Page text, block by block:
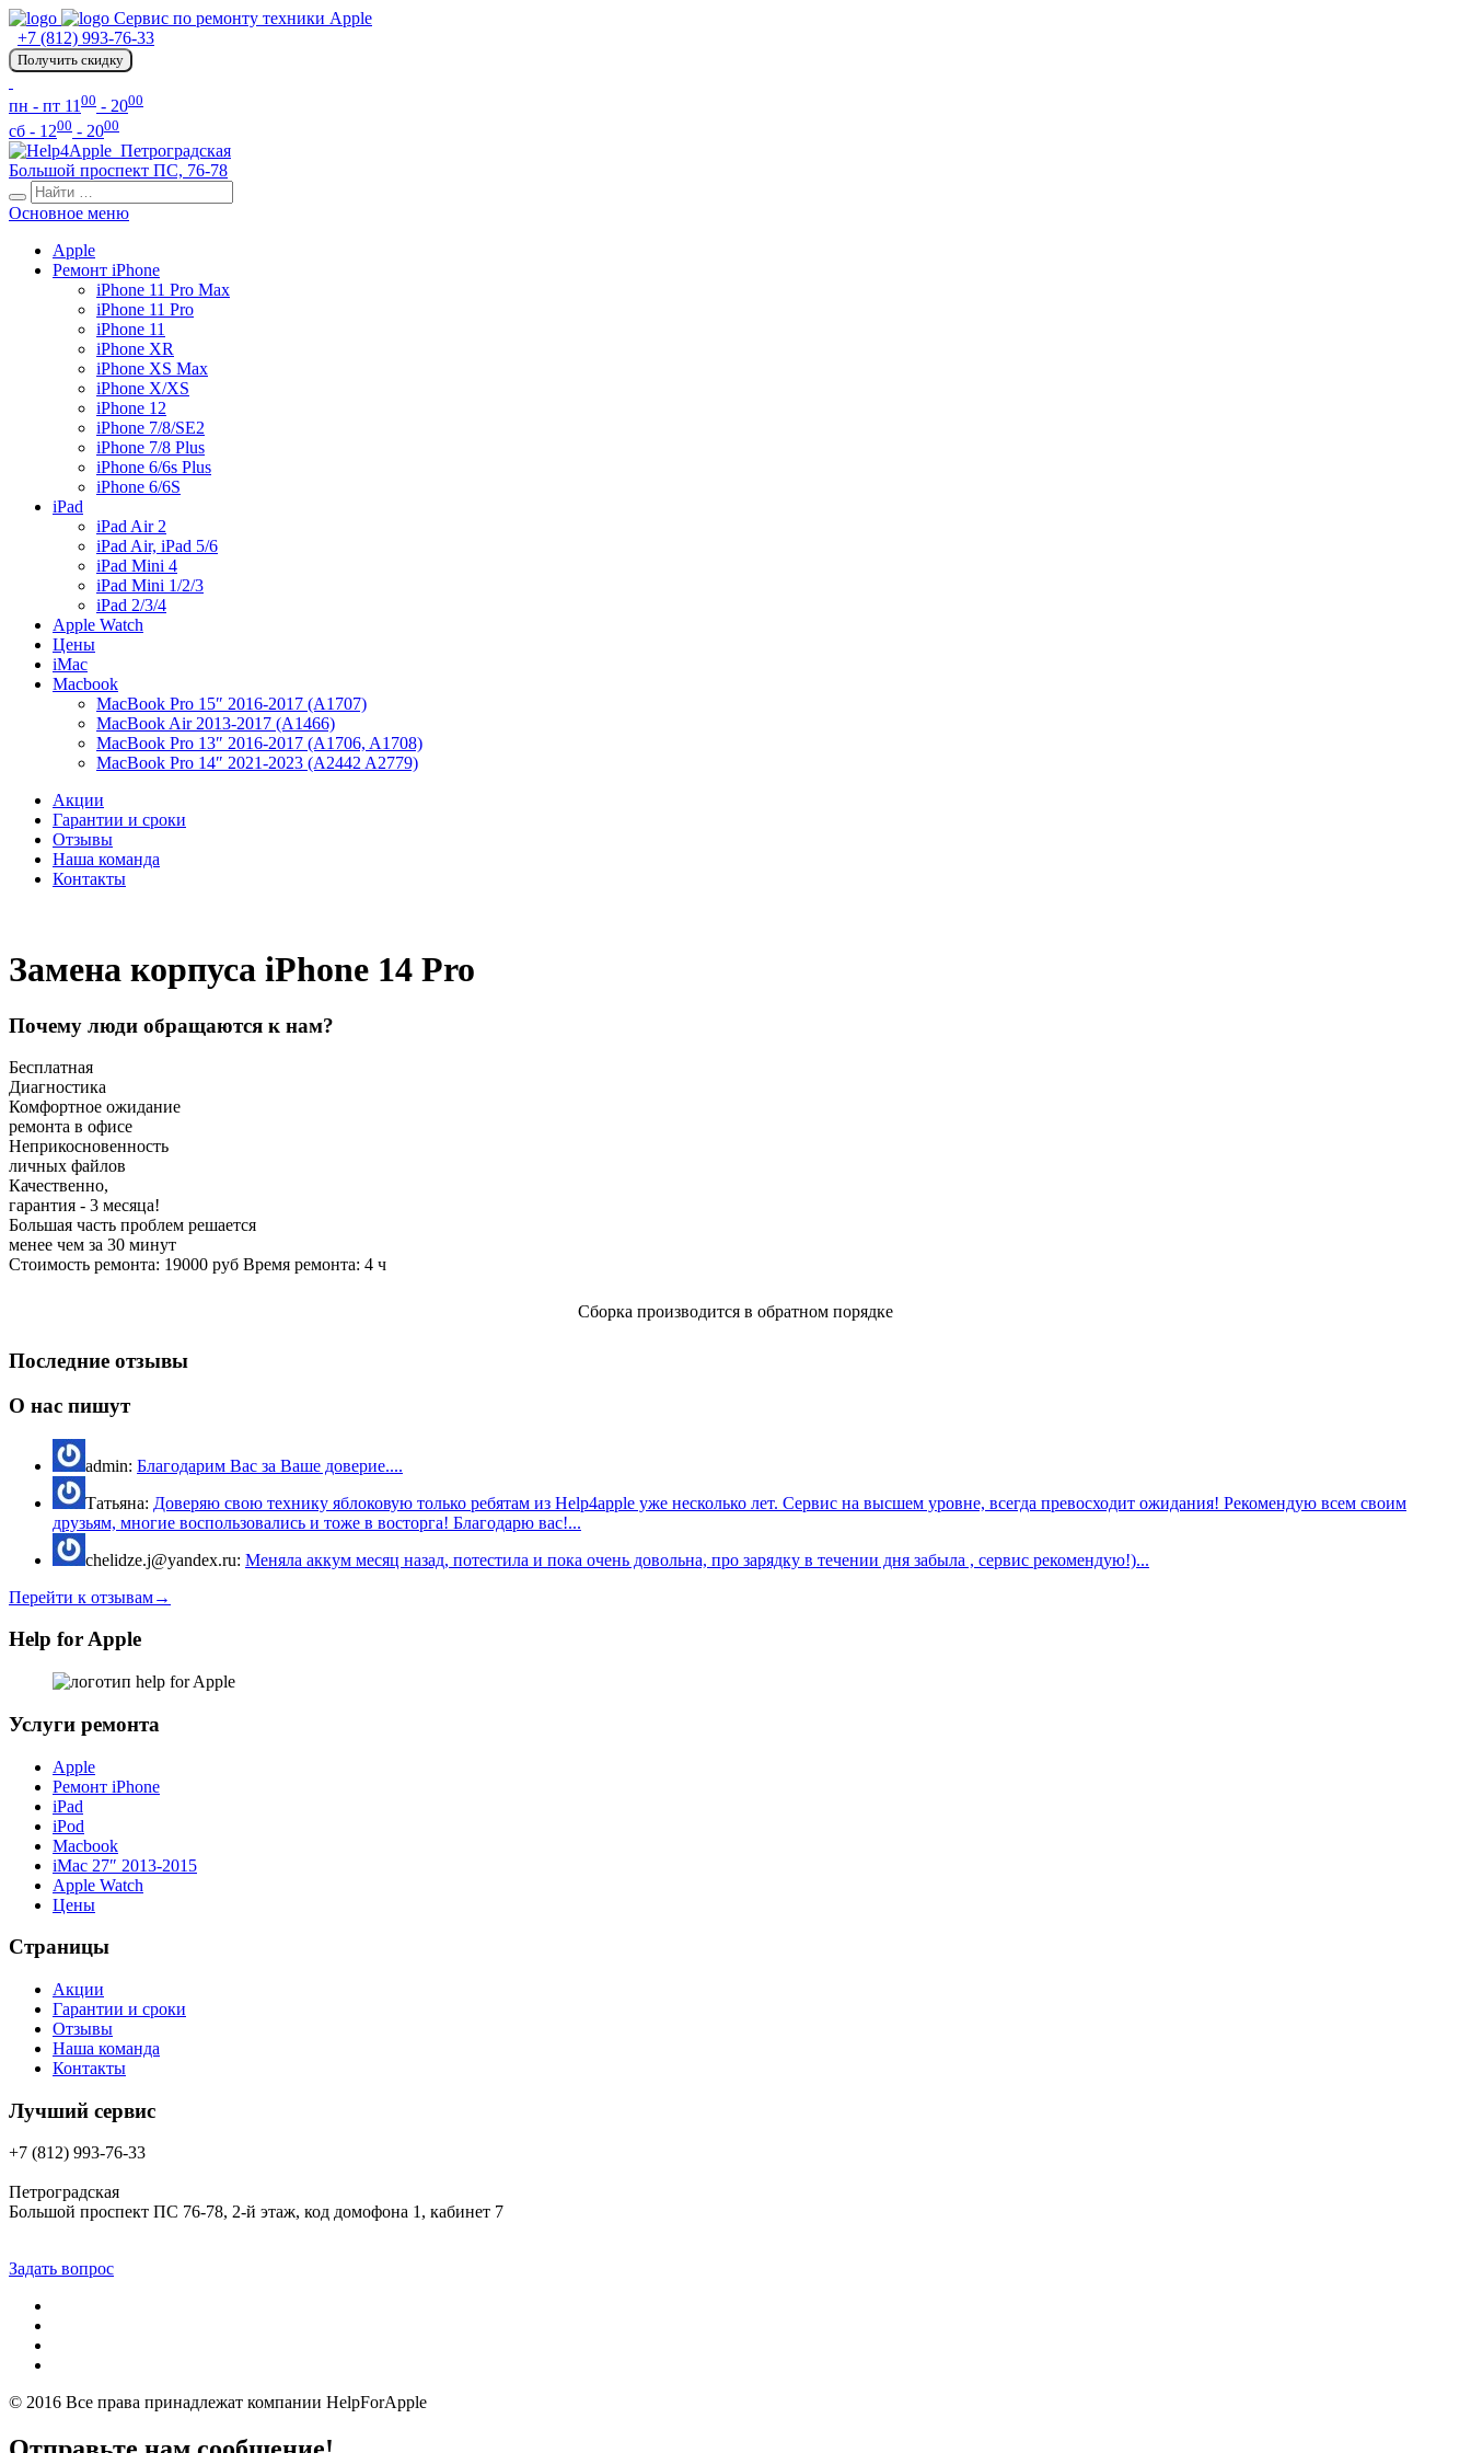
Сервис по ремонту техники Apple
+7 (812) 993-76-33
Получить скидку
пн - пт 11 00 - 2000
сб - 1200 - 2000
Петроградская
Большой проспект ПС, 76-78
Основное меню
Apple
Ремонт iPhone
iPhone 11 Pro Max
iPhone 11 Pro
iPhone 11
iPhone XR
iPhone XS Max
iPhone X/XS
iPhone 12
iPhone 7/8/SE2
iPhone 7/8 Plus
iPhone 6/6s Plus
iPhone 6/6S
iPad
iPad Air 2
iPad Air, iPad 5/6
iPad Mini 4
iPad Mini 1/2/3
iPad 2/3/4
Apple Watch
Цены
iMac
Macbook
MacBook Pro 15″ 2016-2017 (A1707)
MacBook Air 2013-2017 (A1466)
MacBook Pro 13″ 2016-2017 (A1706, A1708)
MacBook Pro 14″ 2021-2023 (A2442 A2779)
Акции
Гарантии и сроки
Отзывы
Наша команда
Контакты
Замена корпуса iPhone 14 Pro
Почему люди обращаются к нам?
Бесплатная
Диагностика
Комфортное ожидание
ремонта в офисе
Неприкосновенность
личных файлов
Качественно,
гарантия - 3 месяца!
Большая часть проблем решается
менее чем за 30 минут
Стоимость ремонта: 19000 руб Время ремонта: 4 ч
Сборка производится в обратном порядке
Последние отзывы
О нас пишут
admin: Благодарим Вас за Ваше доверие....
Татьяна: Доверяю свою технику яблоковую только ребятам из Help4apple уже несколько лет. Сервис на высшем уровне, всегда превосходит ожидания! Рекомендую всем своим
друзьям, многие воспользовались и тоже в восторга! Благодарю вас!...
chelidze.j@yandex.ru: Меняла аккум месяц назад, потестила и пока очень довольна, про зарядку в течении дня забыла , сервис рекомендую!)...
Перейти к отзывам→
Help for Apple
Услуги ремонта
Apple
Ремонт iPhone
iPad
iPod
Macbook
iMac 27″ 2013-2015
Apple Watch
Цены
Страницы
Акции
Гарантии и сроки
Отзывы
Наша команда
Контакты
Лучший сервис
+7 (812) 993-76-33
Петроградская
Большой проспект ПС 76-78, 2-й этаж, код домофона 1, кабинет 7
Задать вопрос
© 2016 Все права принадлежат компании HelpForApple